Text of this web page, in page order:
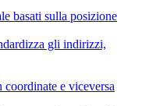
basati sulla posizione
gli indirizzi,
e viceversa